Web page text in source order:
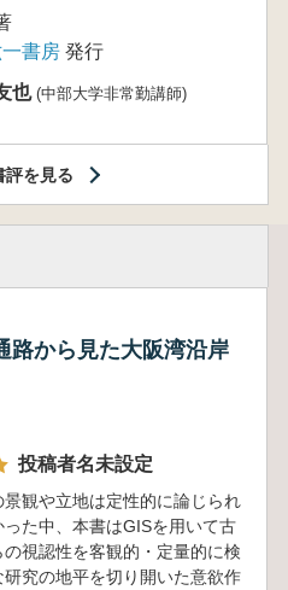
書房 発行
也 (中部大学非常勤講師)
評を見る
路から見た大阪湾沿岸
投稿者名未設定
観や立地は定性的に論じられ
った中、本書はGISを用いて古
視認性を客観的・定量的に検
究の地平を切り開いた意欲作